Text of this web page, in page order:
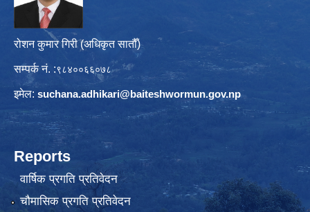
रोशन कुमार गिरी (अधिकृत सातौँ)
सम्पर्क नं. :९८४००६६०७८
इमेल: suchana.adhikari@baiteshwormun.gov.np
Reports
वार्षिक प्रगति प्रतिवेदन
चौमासिक प्रगति प्रतिवेदन